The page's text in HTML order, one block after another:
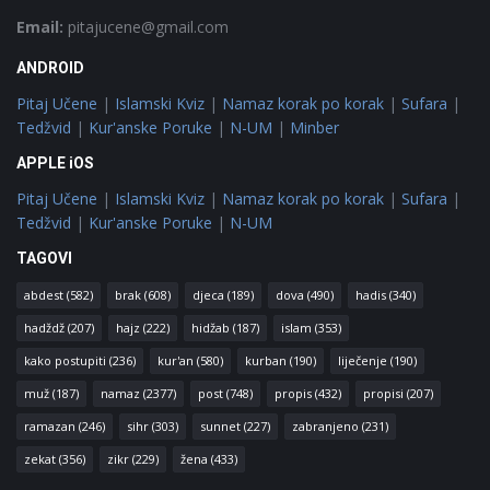
Email: pitajucene@gmail.com
ANDROID
Pitaj Učene | Islamski Kviz | Namaz korak po korak | Sufara |
Tedžvid | Kur'anske Poruke | N-UM | Minber
APPLE iOS
Pitaj Učene | Islamski Kviz | Namaz korak po korak | Sufara |
Tedžvid | Kur'anske Poruke | N-UM
TAGOVI
abdest (582) brak (608) djeca (189) dova (490) hadis (340)
hadždž (207) hajz (222) hidžab (187) islam (353)
kako postupiti (236) kur'an (580) kurban (190) liječenje (190)
muž (187) namaz (2377) post (748) propis (432) propisi (207)
ramazan (246) sihr (303) sunnet (227) zabranjeno (231)
zekat (356) zikr (229) žena (433)